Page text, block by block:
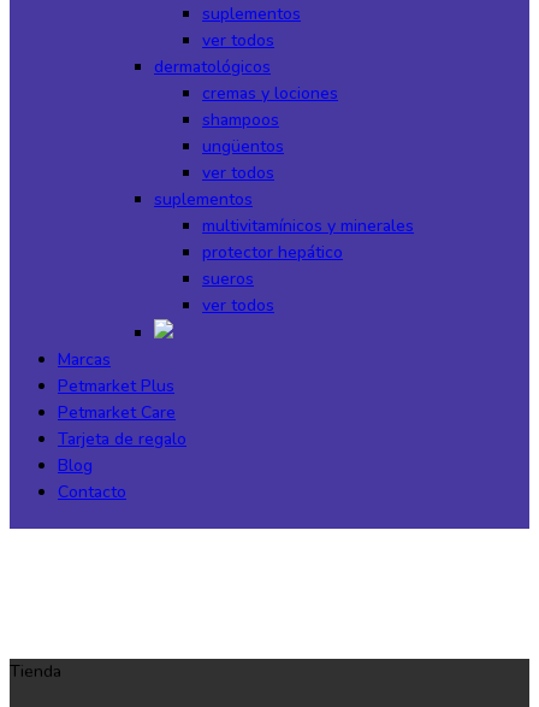
suplementos
ver todos
dermatológicos
cremas y lociones
shampoos
ungüentos
ver todos
suplementos
multivitamínicos y minerales
protector hepático
sueros
ver todos
Marcas
Petmarket Plus
Petmarket Care
Tarjeta de regalo
Blog
Contacto
Tienda